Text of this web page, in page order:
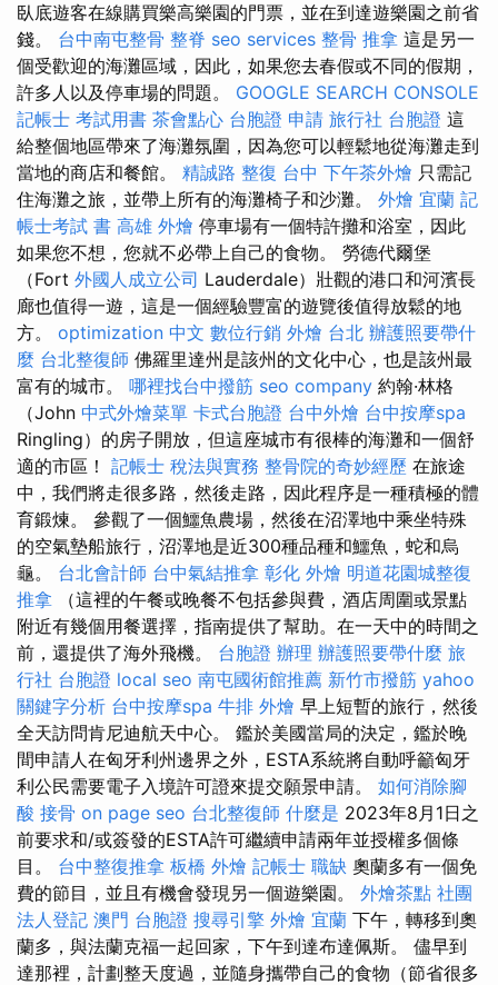
臥底遊客在線購買樂高樂園的門票，並在到達遊樂園之前省
錢。 台中南屯整骨 整脊 seo services 整骨 推拿 這是另一
個受歡迎的海灘區域，因此，如果您去春假或不同的假期，
許多人以及停車場的問題。 GOOGLE SEARCH CONSOLE
記帳士 考試用書 茶會點心 台胞證 申請 旅行社 台胞證 這
給整個地區帶來了海灘氛圍，因為您可以輕鬆地從海灘走到
當地的商店和餐館。 精誠路 整復 台中 下午茶外燴 只需記
住海灘之旅，並帶上所有的海灘椅子和沙灘。 外燴 宜蘭 記
帳士考試 書 高雄 外燴 停車場有一個特許攤和浴室，因此
如果您不想，您就不必帶上自己的食物。 勞德代爾堡
（Fort 外國人成立公司 Lauderdale）壯觀的港口和河濱長
廊也值得一遊，這是一個經驗豐富的遊覽後值得放鬆的地
方。 optimization 中文 數位行銷 外燴 台北 辦護照要帶什
麼 台北整復師 佛羅里達州是該州的文化中心，也是該州最
富有的城市。 哪裡找台中撥筋 seo company 約翰·林格
（John 中式外燴菜單 卡式台胞證 台中外燴 台中按摩spa
Ringling）的房子開放，但這座城市有很棒的海灘和一個舒
適的市區！ 記帳士 稅法與實務 整骨院的奇妙經歷 在旅途
中，我們將走很多路，然後走路，因此程序是一種積極的體
育鍛煉。 參觀了一個鱷魚農場，然後在沼澤地中乘坐特殊
的空氣墊船旅行，沼澤地是近300種品種和鱷魚，蛇和烏
龜。 台北會計師 台中氣結推拿 彰化 外燴 明道花園城整復
推拿 （這裡的午餐或晚餐不包括參與費，酒店周圍或景點
附近有幾個用餐選擇，指南提供了幫助。在一天中的時間之
前，還提供了海外飛機。 台胞證 辦理 辦護照要帶什麼 旅
行社 台胞證 local seo 南屯國術館推薦 新竹市撥筋 yahoo
關鍵字分析 台中按摩spa 牛排 外燴 早上短暫的旅行，然後
全天訪問肯尼迪航天中心。 鑑於美國當局的決定，鑑於晚
間申請人在匈牙利州邊界之外，ESTA系統將自動呼籲匈牙
利公民需要電子入境許可證來提交願景申請。 如何消除腳
酸 接骨 on page seo 台北整復師 什麼是 2023年8月1日之
前要求和/或簽發的ESTA許可繼續申請兩年並授權多個條
目。 台中整復推拿 板橋 外燴 記帳士 職缺 奧蘭多有一個免
費的節目，並且有機會發現另一個遊樂園。 外燴茶點 社團
法人登記 澳門 台胞證 搜尋引擎 外燴 宜蘭 下午，轉移到奧
蘭多，與法蘭克福一起回家，下午到達布達佩斯。 儘早到
達那裡，計劃整天度過，並隨身攜帶自己的食物（節省很多